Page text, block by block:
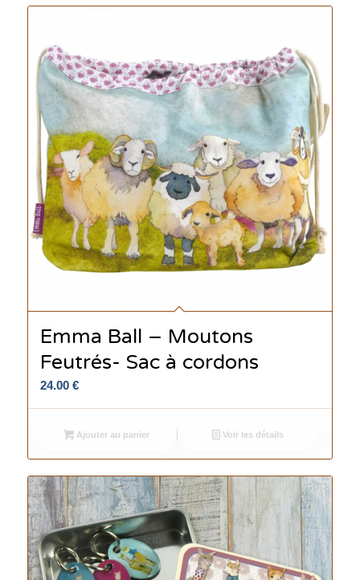
Emma Ball – Moutons
Feutrés- Sac à cordons
24.00 €
Ajouter au panier Voir les détails